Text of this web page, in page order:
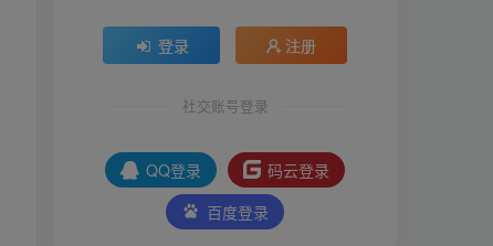
登录 注册
社交账号登录
QQ登录
码云登录
百度登录